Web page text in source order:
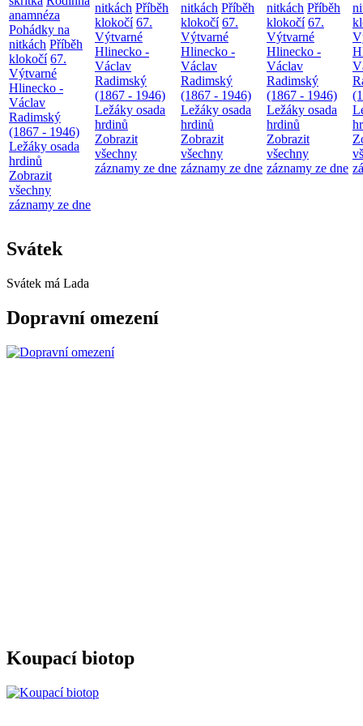
anamnéza
Pohádky na
nitkách Příběh
klokočí 67.
Výtvarné
Hlinecko -
Václav
Radimský
(1867 - 1946)
Ležáky osada
hrdinů
Zobrazit
všechny
záznamy ze dne
nitkách Příběh
klokočí 67.
Výtvarné
Hlinecko -
Václav
Radimský
(1867 - 1946)
Ležáky osada
hrdinů
Zobrazit
všechny
záznamy ze dne
nitkách Příběh
klokočí 67.
Výtvarné
Hlinecko -
Václav
Radimský
(1867 - 1946)
Ležáky osada
hrdinů
Zobrazit
všechny
záznamy ze dne
nitkách Příběh
klokočí 67.
Výtvarné
Hlinecko -
Václav
Radimský
(1867 - 1946)
Ležáky osada
hrdinů
Zobrazit
všechny
záznamy ze dne
Svátek
Svátek má Lada
Dopravní omezení
Koupací biotop